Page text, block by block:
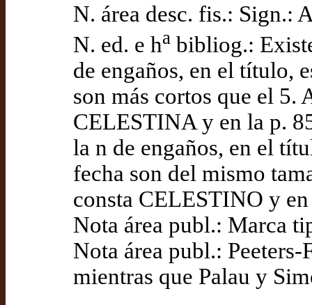
N. área desc. fis.: Sign.:
N. ed. e ha bibliog.:
de engaños, en el título,
son más cortos que el 5.
CELESTINA y en la p.
la n de engaños, en el
fecha son del mismo
consta CELESTINO y
Nota área publ.: Marca
Nota área publ.:
mientras que Palau y